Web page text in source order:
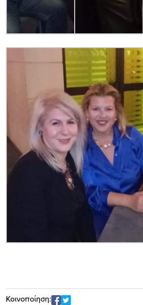
Κοινοποίηση: